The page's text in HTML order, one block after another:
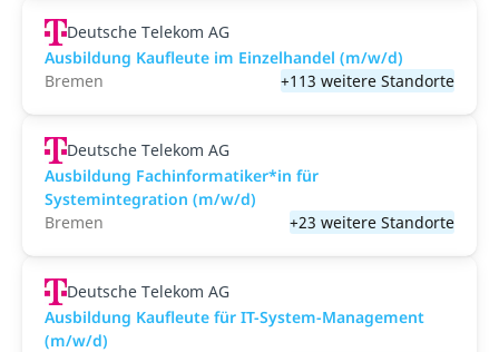
Deutsche Telekom AG
Ausbildung Kaufleute im Einzelhandel (m/w/d)
Bremen
+113 weitere Standorte
Deutsche Telekom AG
Ausbildung Fachinformatiker*in für
Systemintegration (m/w/d)
Bremen
+23 weitere Standorte
Deutsche Telekom AG
Ausbildung Kaufleute für IT-System-Management
(m/w/d)